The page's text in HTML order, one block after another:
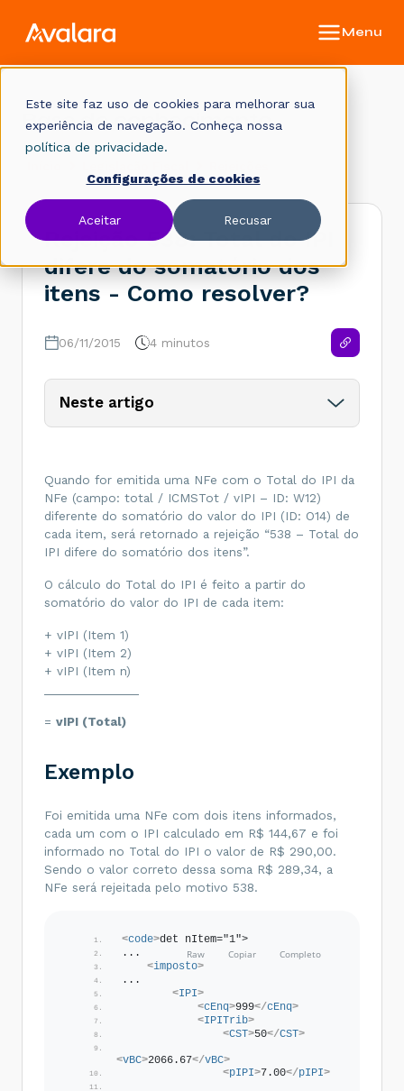
Este site faz uso de cookies para melhorar sua
experiência de navegação. Conheça nossa
política de privacidade.
Configurações de cookies
Aceitar Recusar
Base de conhecimento
Rejeição 538: Total do IPI
difere do somatório dos
itens - Como resolver?
06/11/2015 4 minutos
Neste artigo
Quando for emitida uma NFe com o Total do IPI da
NFe (campo: total / ICMSTot / vIPI – ID: W12)
diferente do somatório do valor do IPI (ID: O14) de
cada item, será retornado a rejeição “538 – Total do
IPI difere do somatório dos itens”.
O cálculo do Total do IPI é feito a partir do
somatório do valor do IPI de cada item:
+ vIPI (Item 1)
+ vIPI (Item 2)
+ vIPI (Item n)
= vIPI (Total)
Exemplo
Foi emitida uma NFe com dois itens informados,
cada um com o IPI calculado em R$ 144,67 e foi
informado no Total do IPI o valor de R$ 290,00.
Sendo o valor correto dessa soma R$ 289,34, a
NFe será rejeitada pelo motivo 538.
<code>det nItem="1">
...
<imposto>
...
<IPI>
<cEnq>999</cEnq>
<IPITrib>
<CST>50</CST>
<vBC>2066.67</vBC>
<pIPI>7.00</pIPI>